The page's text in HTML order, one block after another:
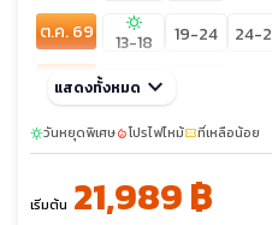
ต.ค. 69
sunny
13-18 19-24
24-
พ.ย. 69
10-15
ธ.ค. 69
confirmation_number
04-09 28-02
แสดงทั้งหมด keyboard_arrow_down
sunnyวันหยุดพิเศษlocal_fire_departmentโปรไฟไหม้confirmation_numberที่เหลือน้อย
เริ่มต้น 21,989 ฿